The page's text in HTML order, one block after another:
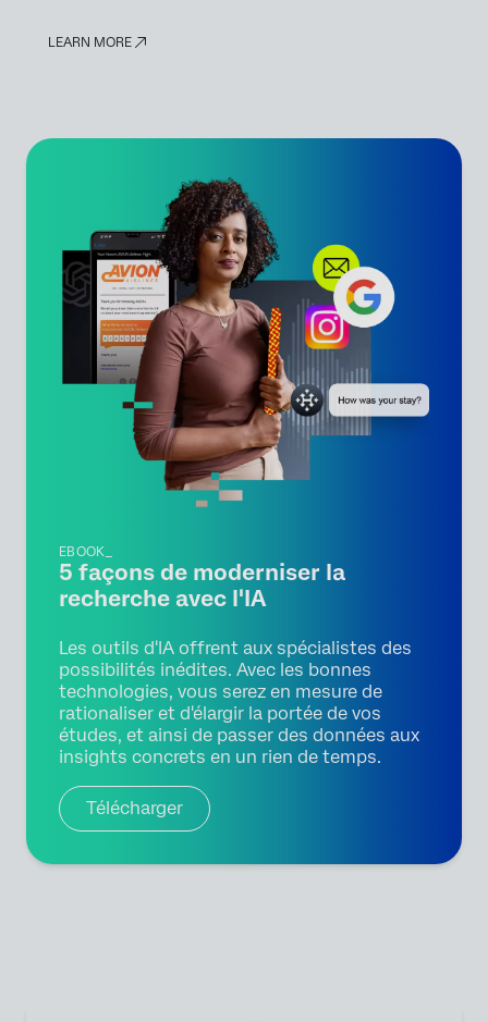
LEARN MORE
EBOOK_
5 façons de moderniser la
recherche avec l'IA
Les outils d'IA offrent aux spécialistes des
possibilités inédites. Avec les bonnes
technologies, vous serez en mesure de
rationaliser et d'élargir la portée de vos
études, et ainsi de passer des données aux
insights concrets en un rien de temps.
Télécharger